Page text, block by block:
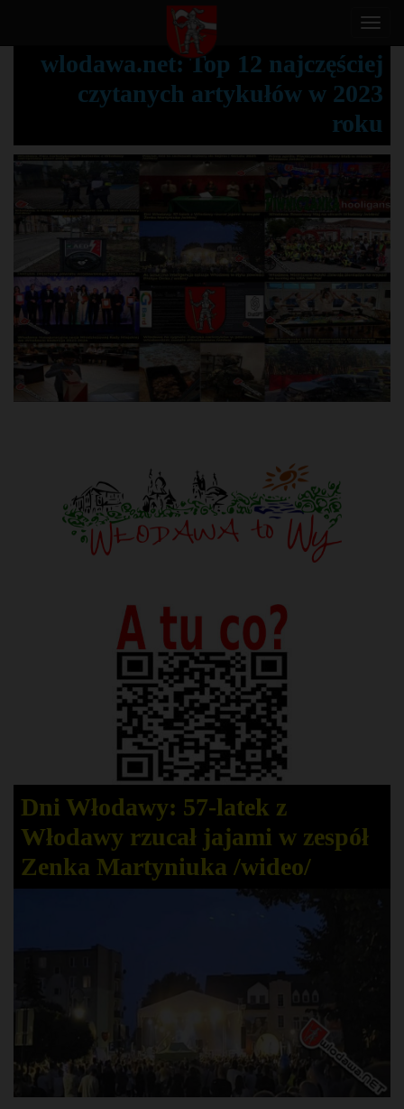
T
g
g
e
n
v
i
g
a
t
i
wlodawa.net: Top 12 najczęściej
czytanych artykułów w 2023
roku
Dni Włodawy: 57-latek z
Włodawy rzucał jajami w zespół
Zenka Martyniuka /wideo/